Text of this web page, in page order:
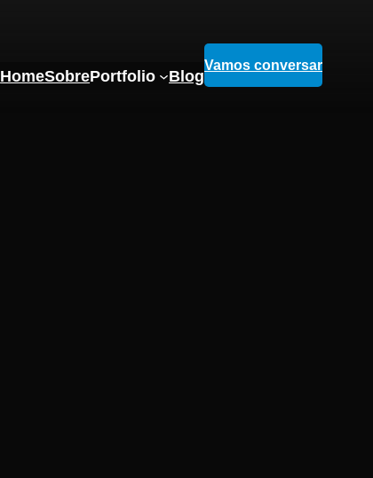
HomeSobrePortfolio Blog
Vamos conversar